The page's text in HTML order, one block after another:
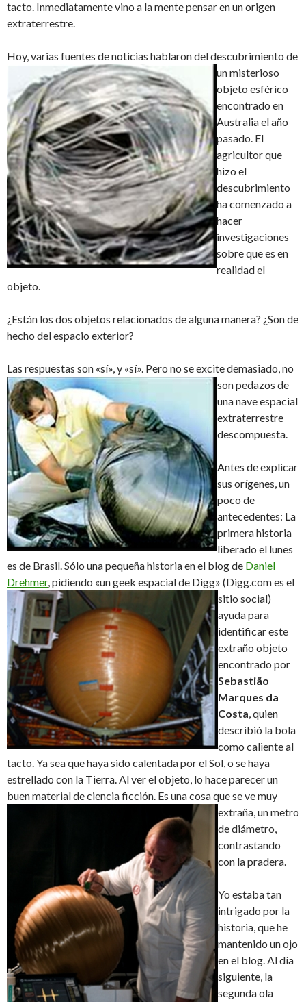
tacto. Inmediatamente vino a la mente pensar en un origen
extraterrestre.
Hoy, varias fuentes denoticias hablaron del descubrimiento de
un misterioso
objeto esférico
encontrado en
Australia el año
pasado. El
agricultor que
hizo el
descubrimiento
ha comenzado a
hacer
investigaciones
sobre que es en
realidad el
objeto.
¿Están los dos objetos relacionados de alguna manera? ¿Son de
hecho del espacio exterior?
Las respuestas son «sí», y «sí». Pero no se excitedemasiado, no
son pedazos de
una nave espacial
extraterrestre
descompuesta.
Antes de explicar
sus orígenes, un
poco de
antecedentes: La
primera historia
liberado el lunes
es de Brasil. Sólo una pequeña historia en el blog de Daniel
Drehmer, pidiendo «un geek espacial de Digg» (Digg.com es el
sitio social)
ayuda para
identificar este
extraño objeto
encontrado por
Sebastião
Marques da
Costa, quien
describió la bola
como caliente al
tacto. Ya sea que haya sido calentada por el Sol, o se haya
estrellado con la Tierra. Al ver el objeto, lo hace parecer un
buen material de ciencia ficción. Es una cosa que se ve muy
extraña, unmetro
de diámetro,
contrastando
con la pradera.
Yo estaba tan
intrigado por la
historia, que he
mantenido un ojo
en el blog. Al día
siguiente, la
segunda ola